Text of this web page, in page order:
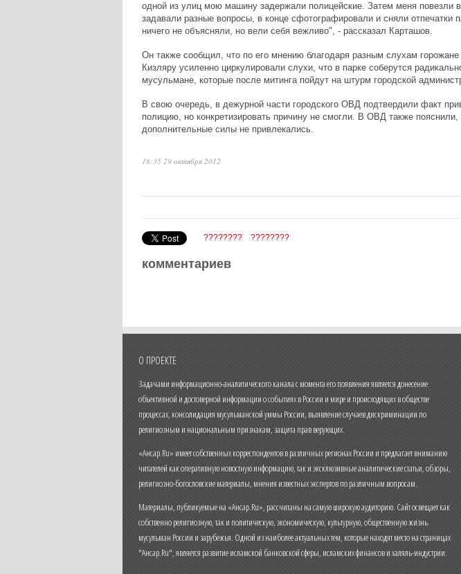
одной из улиц мою машину задержали полицейские. Затем меня повезли
задавали разные вопросы, в конце сфотографировали и сняли отпечатки
ничего не объясняли, но вели себя вежливо", - рассказал Карташов.
Он также сообщил, что по его мнению благодаря разным слухам
Кизляру усиленно циркулировали слухи, что в парке соберутся
мусульмане, которые после митинга пойдут на штурм городской
В свою очередь, в дежурной части городского ОВД подтвердили факт
полицию, но конкретизировать причину не смогли. В ОВД также пояснили,
дополнительные силы не привлекались.
18:35 29 октября 2012
???????? ????????
комментариев
О ПРОЕКТЕ
Задачами информационно-аналитического канала с момента его появления является донесение
объективной и достоверной информации о событиях в России и мире и происходящих в обществе
процессах, консолидация мусульманской уммы России, выявление случаев дискриминации по
религиозным и национальным признакам, защита прав верующих.
«Ансар.Ru» имеет собственных корреспондентов в различных регионах России и предлагает вниманию
читателей как оперативную новостную информацию, так и эксклюзивные аналитические статьи, обзоры,
религиозно-богословские материалы, мнения известных экспертов по различным вопросам.
Материалы, публикуемые на «Ансар.Ru», рассчитаны на самую широкую аудиторию. Сайт освещает как
собственно религиозную, так и политическую, экономическую, культурную, общественную жизнь
мусульман России и зарубежья. Одной из наиболее актуальных тем, которые находят место на страницах
"Ансар.Ru", является развитие исламской банковской сферы, исламских финансов и халяль-индустрии.